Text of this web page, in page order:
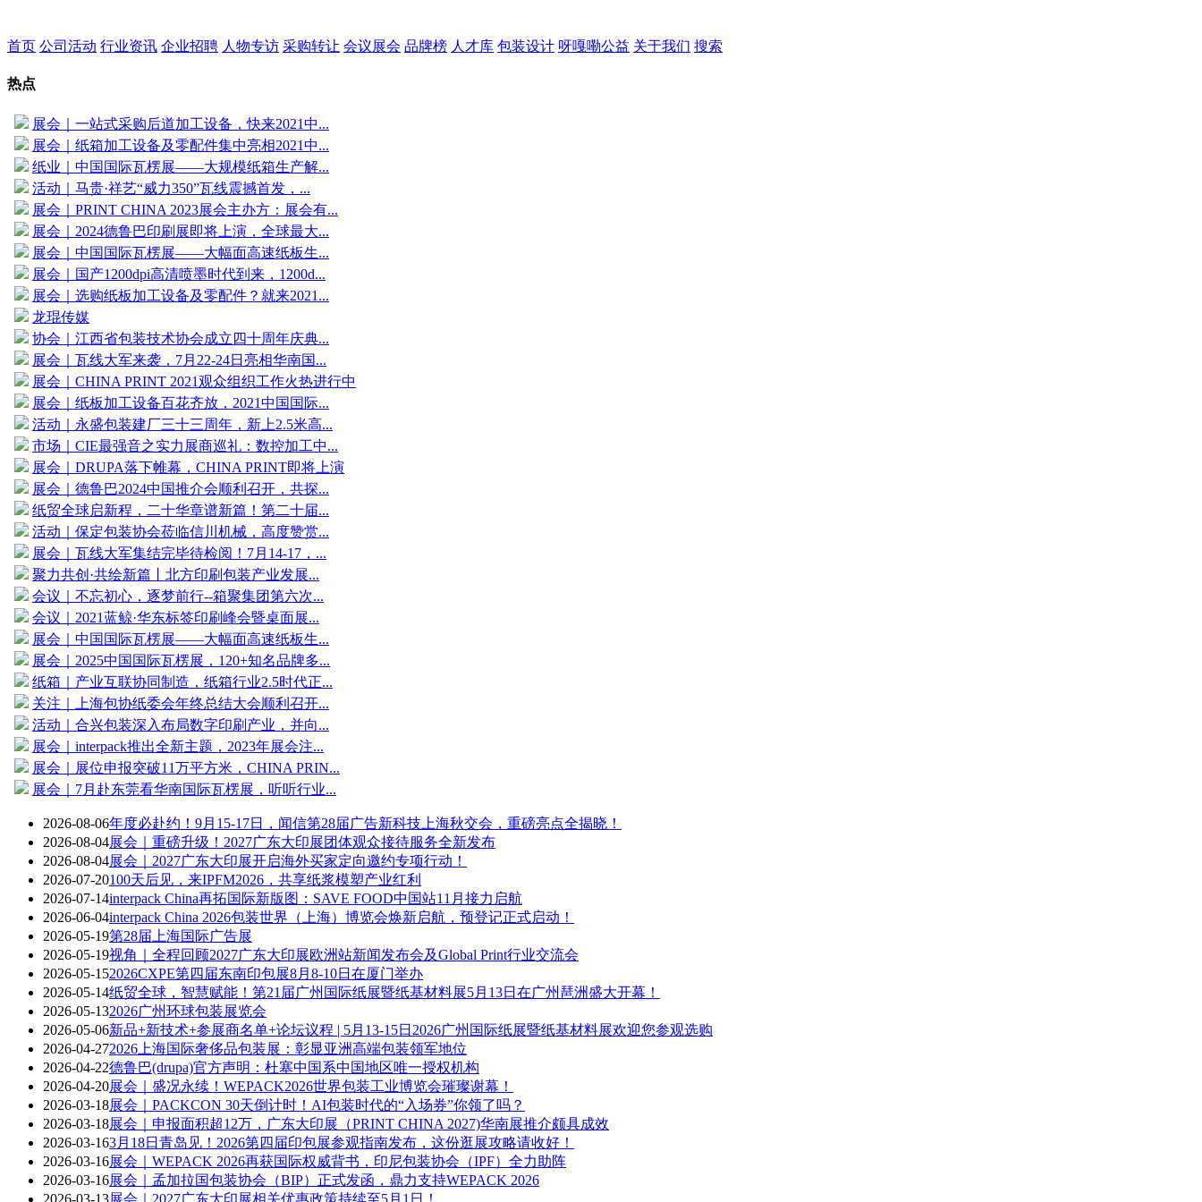
首页 公司活动 行业资讯 企业招聘 人物专访 采购转让 会议展会 品牌榜 人才库 包装设计 呀嘎嘞公益 关于我们 搜索
热点
展会｜一站式采购后道加工设备，快来2021中...
展会｜纸箱加工设备及零配件集中亮相2021中...
纸业｜中国国际瓦楞展——大规模纸箱生产解...
活动｜马贵·祥艺“威力350”瓦线震撼首发，...
展会｜PRINT CHINA 2023展会主办方：展会有...
展会｜2024德鲁巴印刷展即将上演，全球最大...
展会｜中国国际瓦楞展——大幅面高速纸板生...
展会｜国产1200dpi高清喷墨时代到来，1200d...
展会｜选购纸板加工设备及零配件？就来2021...
龙琨传媒
协会｜江西省包装技术协会成立四十周年庆典...
展会｜瓦线大军来袭，7月22-24日亮相华南国...
展会｜CHINA PRINT 2021观众组织工作火热进行中
展会｜纸板加工设备百花齐放，2021中国国际...
活动｜永盛包装建厂三十三周年，新上2.5米高...
市场｜CIE最强音之实力展商巡礼：数控加工中...
展会｜DRUPA落下帷幕，CHINA PRINT即将上演
展会｜德鲁巴2024中国推介会顺利召开，共探...
纸贸全球启新程，二十华章谱新篇！第二十届...
活动｜保定包装协会莅临信川机械，高度赞赏...
展会｜瓦线大军集结完毕待检阅！7月14-17，...
聚力共创·共绘新篇丨北方印刷包装产业发展...
会议｜不忘初心，逐梦前行--箱聚集团第六次...
会议｜2021蓝鲸·华东标签印刷峰会暨桌面展...
展会｜中国国际瓦楞展——大幅面高速纸板生...
展会｜2025中国国际瓦楞展，120+知名品牌多...
纸箱｜产业互联协同制造，纸箱行业2.5时代正...
关注｜上海包协纸委会年终总结大会顺利召开...
活动｜合兴包装深入布局数字印刷产业，并向...
展会｜interpack推出全新主题，2023年展会注...
展会｜展位申报突破11万平方米，CHINA PRIN...
展会｜7月赴东莞看华南国际瓦楞展，听听行业...
2026-08-06年度必赴约！9月15-17日，闻信第28届广告新科技上海秋交会，重磅亮点全揭晓！
2026-08-04展会｜重磅升级！2027广东大印展团体观众接待服务全新发布
2026-08-04展会｜2027广东大印展开启海外买家定向邀约专项行动！
2026-07-20100天后见，来IPFM2026，共享纸浆模塑产业红利
2026-07-14interpack China再拓国际新版图：SAVE FOOD中国站11月接力启航
2026-06-04interpack China 2026包装世界（上海）博览会焕新启航，预登记正式启动！
2026-05-19第28届上海国际广告展
2026-05-19视角｜全程回顾2027广东大印展欧洲站新闻发布会及Global Print行业交流会
2026-05-152026CXPE第四届东南印包展8月8-10日在厦门举办
2026-05-14纸贸全球，智慧赋能！第21届广州国际纸展暨纸基材料展5月13日在广州琶洲盛大开幕！
2026-05-132026广州环球包装展览会
2026-05-06新品+新技术+参展商名单+论坛议程 | 5月13-15日2026广州国际纸展暨纸基材料展欢迎您参观选购
2026-04-272026上海国际奢侈品包装展：彰显亚洲高端包装领军地位
2026-04-22德鲁巴(drupa)官方声明：杜塞中国系中国地区唯一授权机构
2026-04-20展会｜盛况永续！WEPACK2026世界包装工业博览会璀璨谢幕！
2026-03-18展会｜PACKCON 30天倒计时！AI包装时代的“入场券”你领了吗？
2026-03-18展会｜申报面积超12万，广东大印展（PRINT CHINA 2027)华南展推介颇具成效
2026-03-163月18日青岛见！2026第四届印包展参观指南发布，这份逛展攻略请收好！
2026-03-16展会｜WEPACK 2026再获国际权威背书，印尼包装协会（IPF）全力助阵
2026-03-16展会｜孟加拉国包装协会（BIP）正式发函，鼎力支持WEPACK 2026
2026-03-13展会｜2027广东大印展相关优惠政策持续至5月1日！